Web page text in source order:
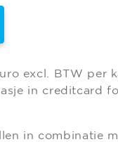
excl. BTW per
in creditcard
in combinatie